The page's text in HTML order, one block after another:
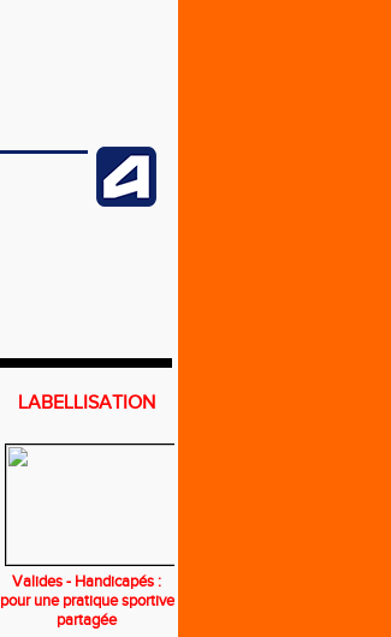
LABELLISATION
Valides - Handicapés :
pour une pratique sportive
partagée